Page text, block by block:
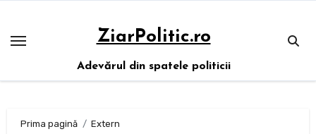
conținut
ZiarPolitic.ro
Adevărul din spatele politicii
Prima pagină
Extern